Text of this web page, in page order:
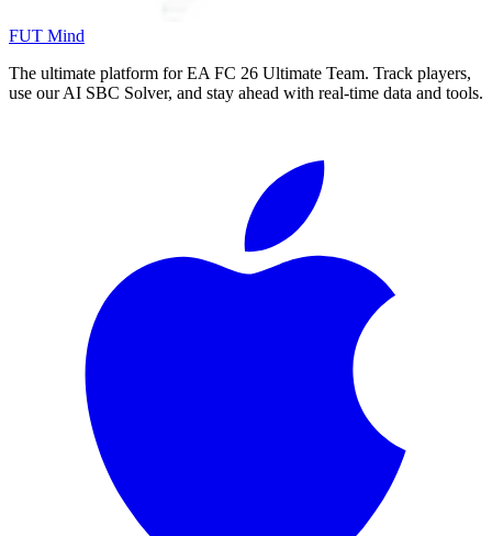
FUT Mind
The ultimate platform for EA FC 26 Ultimate Team. Track players,
use our AI SBC Solver, and stay ahead with real-time data and tools.